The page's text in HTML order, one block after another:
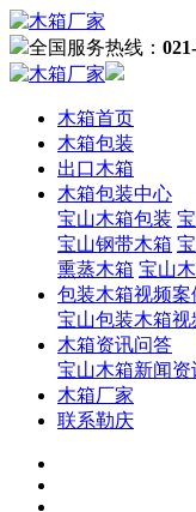
全国服务热线：
木箱首页
木箱包装
出口木箱
木箱包装中心
宝山木箱包装
宝山钢带木箱
熏蒸木箱 宝山
包装木箱视频案
宝山包装木箱视
木箱资讯问答
宝山木箱新闻资
木箱厂家
联系勒庆